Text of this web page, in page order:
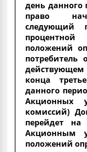
день данного
право
следующий
положений
конца
данного
Акционных
комиссий)
перейдет
Акционным
положений